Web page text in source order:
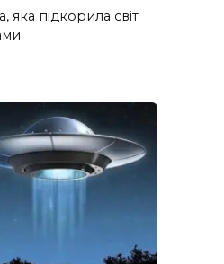
яка підкорила світ